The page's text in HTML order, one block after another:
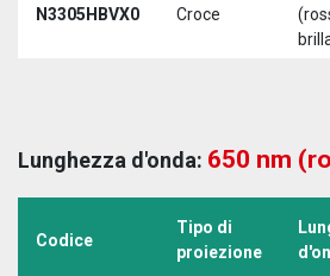
N3305HBVX0 Croce
Lunghezza d'onda: 650 nm
Codice
Tipo di
proiezione